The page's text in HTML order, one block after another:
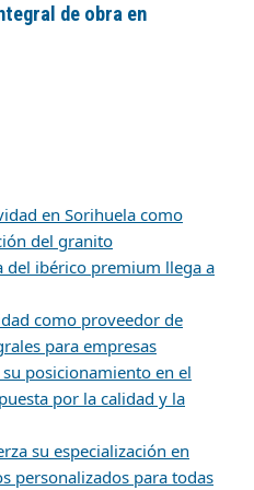
de obra en
en Sorihuela como
del granito
del ibérico premium llega a
como proveedor de
para empresas
posicionamiento en el
por la calidad y la
su especialización en
personalizados para todas